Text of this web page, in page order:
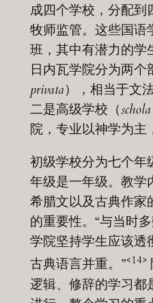
成四个学校，分配到
牧师监管。这些国语
班，其中有潜力的学
日内瓦学院分为两个
privata），相当于文
二是高级学校（
院，专业以神学为主
初级学校分为七个年
年级是一年级。教学
希腊文以及古典作家
的重要性。“与当时
学院坚持学生应该透
古典语言并重。”<14>
逻辑、修辞的学习都